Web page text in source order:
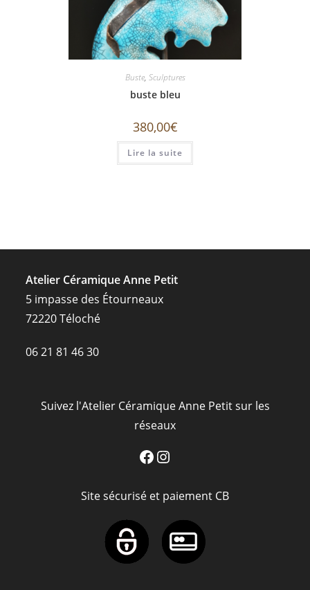
Buste, Sculptures
buste bleu
380,00€
Lire la suite
Atelier Céramique Anne Petit
5 impasse des Étourneaux
72220 Téloché
06 21 81 46 30
Suivez l'Atelier Céramique Anne Petit sur les
réseaux
FacebookInstagram
Site sécurisé et paiement CB